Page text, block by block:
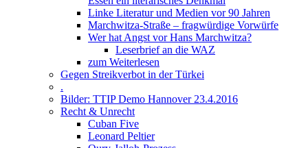
Linke Literatur und Medien vor 90 Jahren
Marchwitza-Straße – fragwürdige Vorwürfe
Wer hat Angst vor Hans Marchwitza?
Leserbrief an die WAZ
zum Weiterlesen
Gegen Streikverbot in der Türkei
.
Bilder: TTIP Demo Hannover 23.4.2016
Recht & Unrecht
Cuban Five
Leonard Peltier